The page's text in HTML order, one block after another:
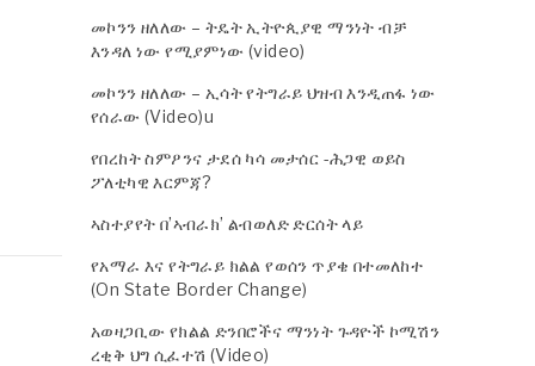
መኮንን ዘለለው – ትዴት ኢትዮጲያዊ ማንነት ብቻ
እንዳለ ነው የሚያምነው (video)
መኮንን ዘለለው – ኢሳት የትግራይ ህዝብ እንዲጠፋ ነው
የሰራው (Video)u
የበረከት ስምዖንና ታደሰ ካሳ መታሰር -ሕጋዊ ወይስ
ፖለቲካዊ እርምጃ?
ኣስተያየት በ’ኣብራክ’ ልብወለድ ድርሰት ላይ
የአማራ እና የትግራይ ክልል የወሰን ጥያቄ በተመለከተ
(On State Border Change)
አወዛጋቢው የክልል ድንበሮችና ማንነት ጉዳዮች ኮሚሽን
ረቂቅ ህግ ሲፈተሽ (Video)